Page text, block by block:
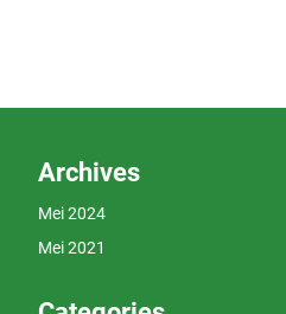
Archives
Mei 2024
Mei 2021